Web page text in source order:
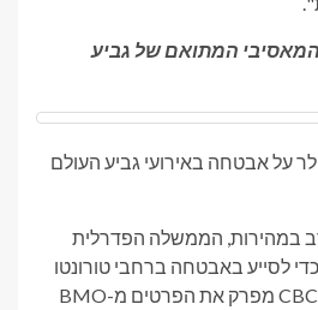
המתואם של גביע
מיליון דולר על אבטחה באירועי גביע העולם
2026 מתקרב במהירות, הממשלה הפדרלית
דולר כדי לסייע באבטחה ברחבי טורונטו
וונקובר. ליין האריסון של CBC מפרק את הפרטים מ-BMO